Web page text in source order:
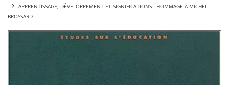
APPRENTISSAGE, DÉVELOPPEMENT ET SIGNIFICATIONS - HOMMAGE À MICHEL
BROSSARD